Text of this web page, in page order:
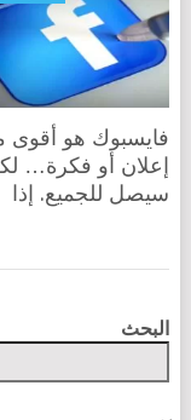
فايسبوك هو أقوى
إعلان أو فكرة…
سيصل للجميع. إذا
POSTS
البحث